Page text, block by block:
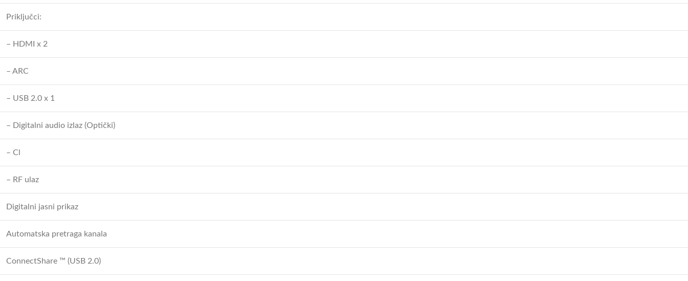
Priključci:
– HDMI x 2
– ARC
– USB 2.0 x 1
– Digitalni audio izlaz (Optički)
– Cl
– RF ulaz
Digitalni jasni prikaz
Automatska pretraga kanala
ConnectShare ™ (USB 2.0)